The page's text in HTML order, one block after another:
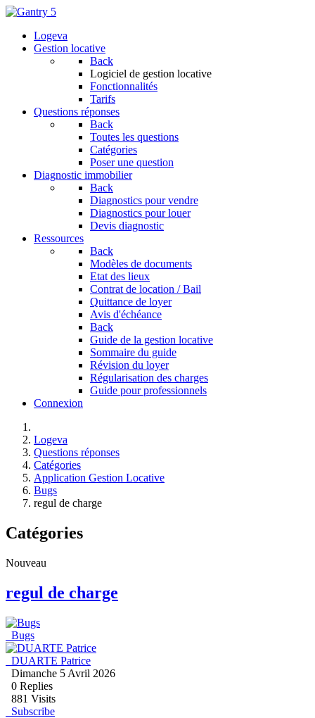
Logeva
Gestion locative
Back
Logiciel de gestion locative
Fonctionnalités
Tarifs
Questions réponses
Back
Toutes les questions
Catégories
Poser une question
Diagnostic immobilier
Back
Diagnostics pour vendre
Diagnostics pour louer
Devis diagnostic
Ressources
Back
Modèles de documents
Etat des lieux
Contrat de location / Bail
Quittance de loyer
Avis d'échéance
Back
Guide de la gestion locative
Sommaire du guide
Révision du loyer
Régularisation des charges
Guide pour professionnels
Connexion
Logeva
Questions réponses
Catégories
Application Gestion Locative
Bugs
regul de charge
Catégories
Nouveau
regul de charge
Bugs
DUARTE Patrice
Dimanche 5 Avril 2026
0 Replies
881 Visits
Subscribe